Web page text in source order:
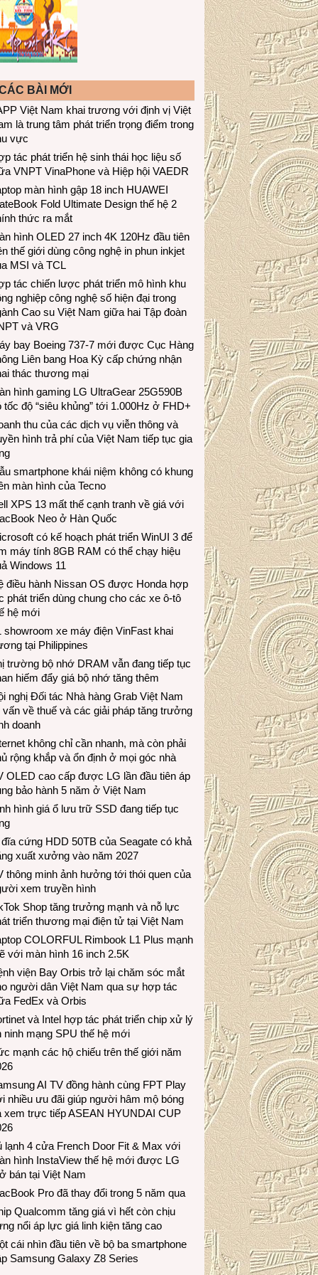
BÀI MỚI
Việt Nam khai trương với định vị Việt
là trung tâm phát triển trọng điểm trong
vực
tác phát triển hệ sinh thái học liệu số
VNPT VinaPhone và Hiệp hội VAEDR
màn hình gập 18 inch HUAWEI
Fold Ultimate Design thế hệ 2
thức ra mắt
hình OLED 27 inch 4K 120Hz đầu tiên
thế giới dùng công nghệ in phun inkjet
MSI và TCL
tác chiến lược phát triển mô hình khu
nghiệp công nghệ số hiện đại trong
Cao su Việt Nam giữa hai Tập đoàn
và VRG
bay Boeing 737-7 mới được Cục Hàng
Liên bang Hoa Kỳ cấp chứng nhận
thác thương mại
hình gaming LG UltraGear 25G590B
tốc độ “siêu khủng” tới 1.000Hz ở FHD+
thu của các dịch vụ viễn thông và
hình trả phí của Việt Nam tiếp tục gia
smartphone khái niệm không có khung
màn hình của Tecno
XPS 13 mất thế cạnh tranh về giá với
Neo ở Hàn Quốc
có kế hoạch phát triển WinUI 3 để
máy tính 8GB RAM có thể chạy hiệu
Windows 11
điều hành Nissan OS được Honda hợp
phát triển dùng chung cho các xe ô-tô
hệ mới
showroom xe máy điện VinFast khai
tại Philippines
trường bộ nhớ DRAM vẫn đang tiếp tục
hiếm đẩy giá bộ nhớ tăng thêm
nghị Đối tác Nhà hàng Grab Việt Nam
về thuế và các giải pháp tăng trưởng
doanh
không chỉ cần nhanh, mà còn phải
rộng khắp và ổn định ở mọi góc nhà
OLED cao cấp được LG lần đầu tiên áp
bảo hành 5 năm ở Việt Nam
hình giá ổ lưu trữ SSD đang tiếp tục
cứng HDD 50TB của Seagate có khả
xuất xưởng vào năm 2027
thông minh ảnh hưởng tới thói quen của
xem truyền hình
Shop tăng trưởng mạnh và nỗ lực
triển thương mại điện tử tại Việt Nam
COLORFUL Rimbook L1 Plus mạnh
với màn hình 16 inch 2.5K
viện Bay Orbis trở lại chăm sóc mắt
người dân Việt Nam qua sự hợp tác
FedEx và Orbis
và Intel hợp tác phát triển chip xử lý
ninh mạng SPU thế hệ mới
mạnh các hộ chiếu trên thế giới năm
AI TV đồng hành cùng FPT Play
nhiều ưu đãi giúp người hâm mộ bóng
xem trực tiếp ASEAN HYUNDAI CUP
lạnh 4 cửa French Door Fit & Max với
hình InstaView thế hệ mới được LG
bán tại Việt Nam
Pro đã thay đổi trong 5 năm qua
Qualcomm tăng giá vì hết còn chịu
nổi áp lực giá linh kiện tăng cao
cái nhìn đầu tiên về bộ ba smartphone
Samsung Galaxy Z8 Series